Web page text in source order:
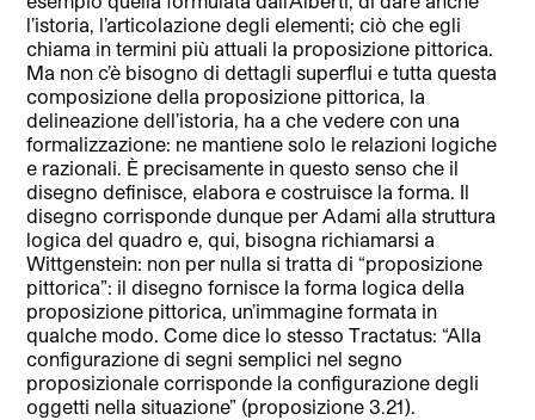
l’istoria, l’articolazione degli elementi; ciò che egli
chiama in termini più attuali la proposizione pittorica.
Ma non c’è bisogno di dettagli superflui e tutta questa
composizione della proposizione pittorica, la
delineazione dell’istoria, ha a che vedere con una
formalizzazione: ne mantiene solo le relazioni logiche
e razionali. È precisamente in questo senso che il
disegno definisce, elabora e costruisce la forma. Il
disegno corrisponde dunque per Adami alla struttura
logica del quadro e, qui, bisogna richiamarsi a
Wittgenstein: non per nulla si tratta di “proposizione
pittorica”: il disegno fornisce la forma logica della
proposizione pittorica, un’immagine formata in
qualche modo. Come dice lo stesso Tractatus: “Alla
configurazione di segni semplici nel segno
proposizionale corrisponde la configurazione degli
oggetti nella situazione” (proposizione 3.21).